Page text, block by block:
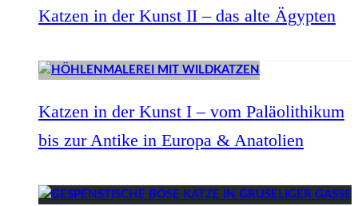
Katzen in der Kunst II – das alte Ägypten
Katzen in der Kunst I – vom Paläolithikum
bis zur Antike in Europa & Anatolien